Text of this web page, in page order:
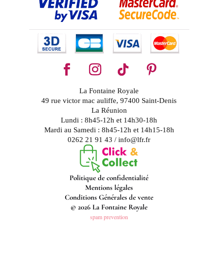
La Fontaine Royale
49 rue victor mac auliffe, 97400 Saint-Denis
La Réunion
Lundi : 8h45-12h et 14h30-18h
Mardi au Samedi : 8h45-12h et 14h15-18h
0262 21 91 43 / info@lfr.fr
Politique de confidentialité
Mentions légales
Conditions Générales de vente
© 2026 La Fontaine Royale
spam prevention